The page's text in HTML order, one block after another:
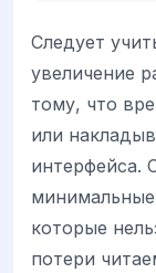
Следует
увеличение
тому, что
или
интерфейса.
которые
потери